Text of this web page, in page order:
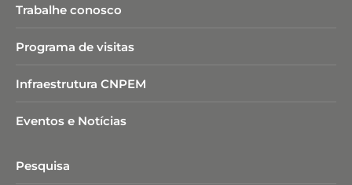
Trabalhe conosco
Programa de visitas
Infraestrutura CNPEM
Eventos e Notícias
Pesquisa